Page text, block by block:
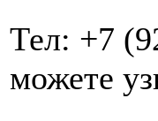
Тел: +7
можете